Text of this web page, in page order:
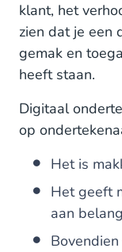
klant, het
zien dat je een
gemak en
heeft staan.
Digitaal
op
Het is
Het geeft
aan